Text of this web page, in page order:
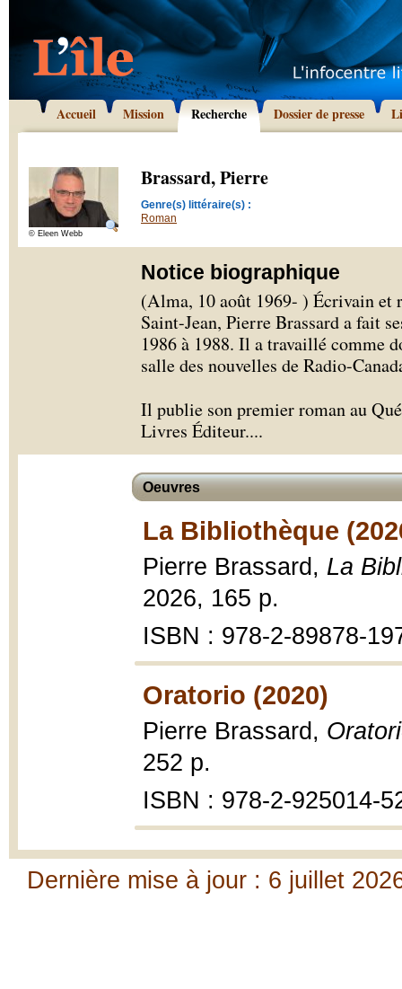
Accueil Mission Recherche Dossier de presse
© Eleen Webb
Brassard, Pierre
Genre(s) littéraire(s) :
Roman
Notice biographique
(Alma, 10 août 1969- ) Écrivain et
Saint-Jean, Pierre Brassard a fait
1986 à 1988. Il a travaillé comme
salle des nouvelles de Radio-
Il publie son premier roman au
Livres Éditeur....
Oeuvres
La Bibliothèque
Pierre Brassard, La
2026, 165 p.
ISBN : 978-2-89878-
Oratorio (2020)
Pierre Brassard,
252 p.
ISBN : 978-2-925014-
Dernière mise à jour : 6 juillet